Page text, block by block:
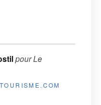
pourLe